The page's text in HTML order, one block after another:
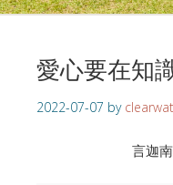
愛心要在知
2022-07-07 by
言迦